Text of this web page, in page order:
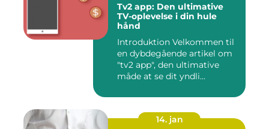
Tv2 app: Den ultimative
TV-oplevelse i din hule
hånd
Introduktion Velkommen til
en dybdegående artikel om
"tv2 app", den ultimative
måde at se dit yndli...
14. jan